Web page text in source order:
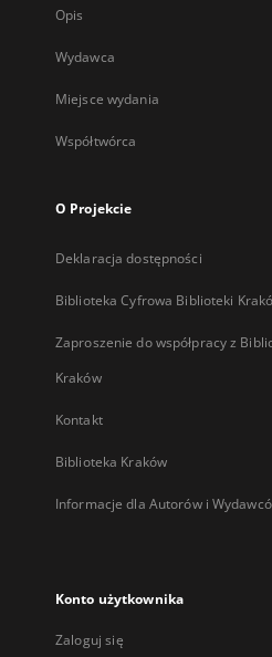
Opis
Wydawca
Miejsce wydania
Współtwórca
O Projekcie
Deklaracja dostępności
Biblioteka Cyfrowa Biblioteki
Zaproszenie do współpracy z
Kraków
Kontakt
Biblioteka Kraków
Informacje dla Autorów i
Konto użytkownika
Zaloguj się